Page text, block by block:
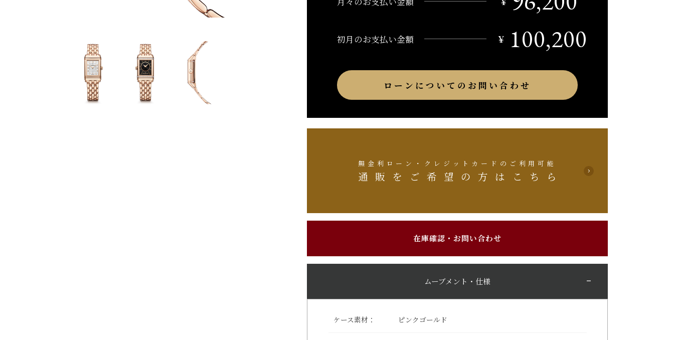
初月のお支払い金額 ￥ 100,200
ローンについてのお問い合わせ
無金利ローン・クレジットカードのご利用可能
通販をご希望の方はこちら
在庫確認・お問い合わせ
ムーブメント・仕様
ケース素材： ピンクゴールド